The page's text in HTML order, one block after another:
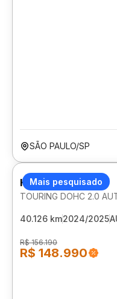
SÃO PAULO/SP
Mais pesquisado
HONDA ZR-V
TOURING DOHC 2.0
40.126 km2024/2025
R$ 156.190
R$ 148.990